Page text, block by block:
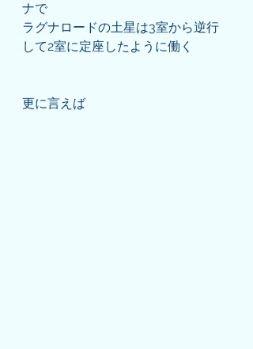
ナで
ラグナロードの土星は3室から逆行
して2室に定座したように働く
更に言えば